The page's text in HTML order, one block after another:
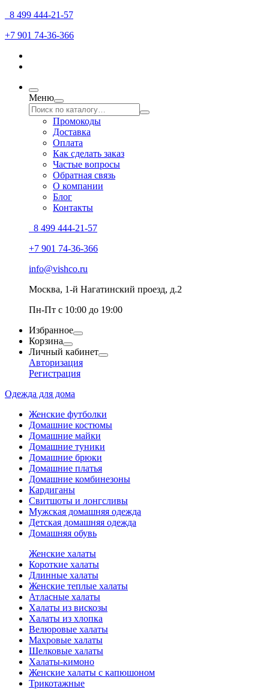
8 499 444-21-57
+7 901 74-36-366
Меню
Промокоды
Доставка
Оплата
Как сделать заказ
Частые вопросы
Обратная связь
О компании
Блог
Контакты
8 499 444-21-57
+7 901 74-36-366
info@vishco.ru
Москва, 1-й Нагатинский проезд, д.2
Пн-Пт с 10:00 до 19:00
Избранное
Корзина
Личный кабинет
Авторизация
Регистрация
Одежда для дома
Женские футболки
Домашние костюмы
Домашние майки
Домашние туники
Домашние брюки
Домашние платья
Домашние комбинезоны
Кардиганы
Свитшоты и лонгсливы
Мужская домашняя одежда
Детская домашняя одежда
Домашняя обувь
Женские халаты
Короткие халаты
Длинные халаты
Женские теплые халаты
Атласные халаты
Халаты из вискозы
Халаты из хлопка
Велюровые халаты
Махровые халаты
Шелковые халаты
Халаты-кимоно
Женские халаты с капюшоном
Трикотажные